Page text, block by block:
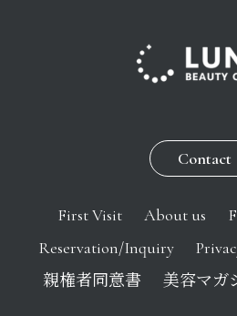
Contact
First Visit About us
Reservation/Inquiry
親権者同意書
美容マガ